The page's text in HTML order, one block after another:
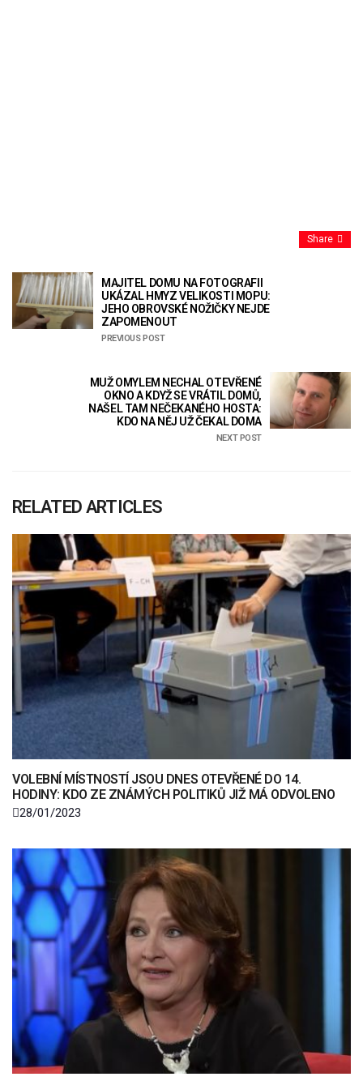
Share
MAJITEL DOMU NA FOTOGRAFII
UKÁZAL HMYZ VELIKOSTI MOPU:
JEHO OBROVSKÉ NOŽIČKY NEJDE
ZAPOMENOUT
PREVIOUS POST
MUŽ OMYLEM NECHAL OTEVŘENÉ
OKNO A KDYŽ SE VRÁTIL DOMŮ,
NAŠEL TAM NEČEKANÉHO HOSTA:
KDO NA NĚJ UŽ ČEKAL DOMA
NEXT POST
RELATED ARTICLES
VOLEBNÍ MÍSTNOSTÍ JSOU DNES OTEVŘENÉ DO 14.
HODINY: KDO ZE ZNÁMÝCH POLITIKŮ JIŽ MÁ ODVOLENO
28/01/2023